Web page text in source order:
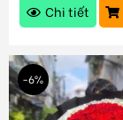
Chi tiết
-6%